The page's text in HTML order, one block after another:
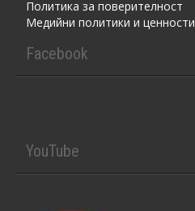
Политика за поверителност
Медийни политики и ценности
Facebook
YouTube